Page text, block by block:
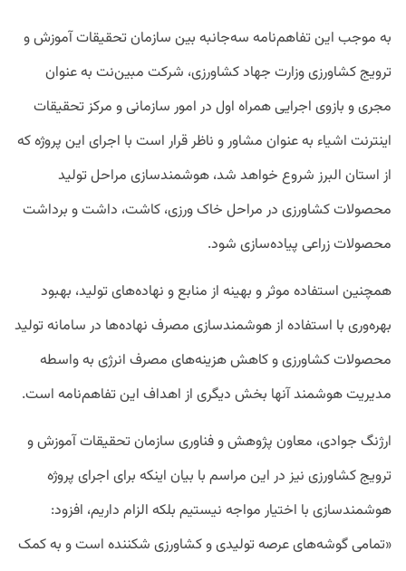
به موجب این تفاهم‌نامه سه‌جانبه بین سازمان تحقیقات آموزش و
ترویج کشاورزی وزارت جهاد کشاورزی، شرکت مبین‌نت به عنوان
مجری و بازوی اجرایی همراه اول در امور سازمانی و مرکز تحقیقات
اینترنت اشیاء به عنوان مشاور و ناظر قرار است با اجرای این پروژه که
از استان البرز شروع خواهد شد، هوشمندسازی مراحل تولید
محصولات کشاورزی در مراحل خاک ورزی، کاشت، داشت و برداشت
محصولات زراعی پیاده‌سازی شود.
همچنین استفاده موثر و بهینه از منابع و نهاده‌های تولید، بهبود
بهره‌وری با استفاده از هوشمندسازی مصرف نهاده‌ها در سامانه تولید
محصولات کشاورزی و کاهش هزینه‌های مصرف انرژی به واسطه
مدیریت هوشمند آنها بخش دیگری از اهداف این تفاهم‌نامه است.
ارژنگ جوادی، معاون پژوهش و فناوری سازمان تحقیقات آموزش و
ترویج کشاورزی نیز در این مراسم با بیان اینکه برای اجرای پروژه
هوشمندسازی با اختیار مواجه نیستیم بلکه الزام داریم، افزود:
«تمامی گوشه‌های عرصه تولیدی و کشاورزی شکننده است و به کمک